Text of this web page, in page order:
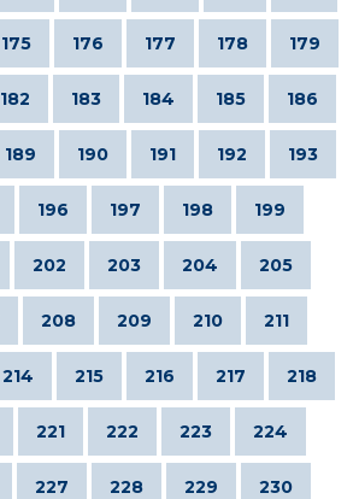
175 176 177 178 179
182 183 184 185 186
189 190 191 192 193
196 197 198 199
202 203 204 205
208 209 210 211
214 215 216 217 218
221 222 223 224
227 228 229 230